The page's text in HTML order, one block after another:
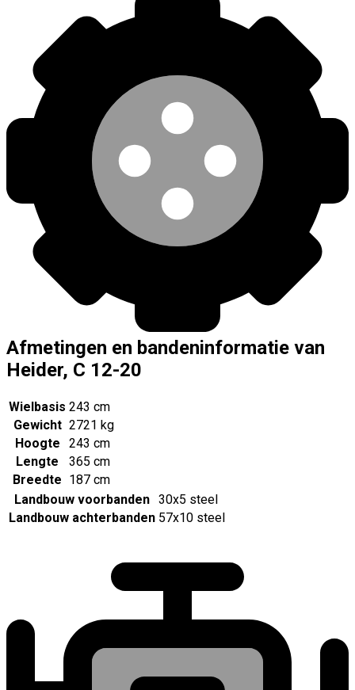
Afmetingen en bandeninformatie van
Heider, C 12-20
Wielbasis 243 cm
Gewicht 2721 kg
Hoogte
243 cm
Lengte
365 cm
Breedte 187 cm
Landbouw voorbanden 30x5 steel
Landbouw achterbanden 57x10 steel